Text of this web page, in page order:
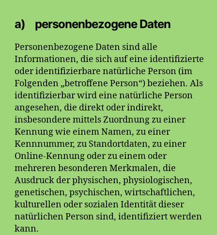
a) personenbezogene Daten
Personenbezogene Daten sind alle
Informationen, die sich auf eine identifizierte
oder identifizierbare natürliche Person (im
Folgenden „betroffene Person“) beziehen. Als
identifizierbar wird eine natürliche Person
angesehen, die direkt oder indirekt,
insbesondere mittels Zuordnung zu einer
Kennung wie einem Namen, zu einer
Kennnummer, zu Standortdaten, zu einer
Online-Kennung oder zu einem oder
mehreren besonderen Merkmalen, die
Ausdruck der physischen, physiologischen,
genetischen, psychischen, wirtschaftlichen,
kulturellen oder sozialen Identität dieser
natürlichen Person sind, identifiziert werden
kann.